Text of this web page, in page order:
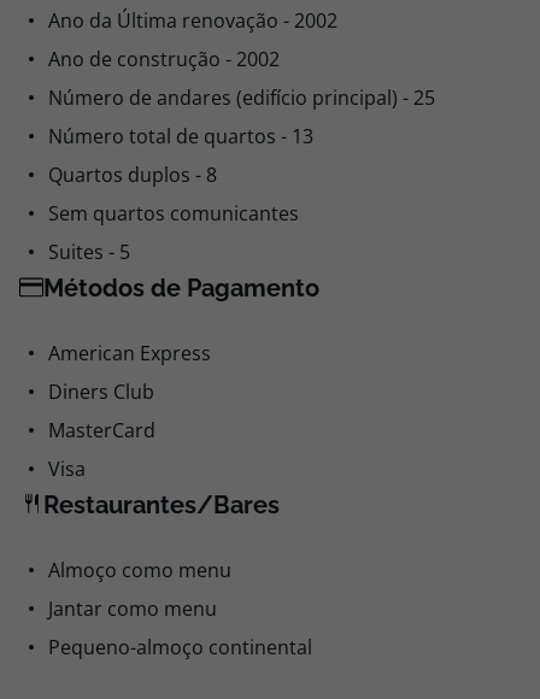
Ano da Última renovação - 2002
Ano de construção - 2002
Número de andares (edifício principal) - 25
Número total de quartos - 13
Quartos duplos - 8
Sem quartos comunicantes
Suites - 5
Métodos de Pagamento
American Express
Diners Club
MasterCard
Visa
Restaurantes/Bares
Almoço como menu
Jantar como menu
Pequeno-almoço continental